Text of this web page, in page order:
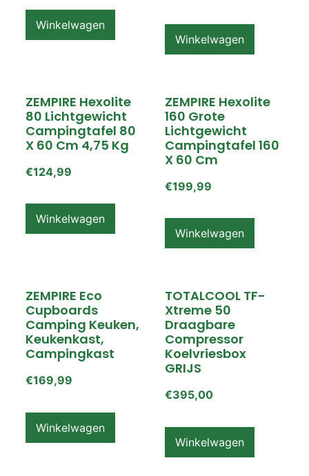
Winkelwagen
Winkelwagen
ZEMPIRE Hexolite
80 Lichtgewicht
Campingtafel 80
X 60 Cm 4,75 Kg
€124,99
Winkelwagen
ZEMPIRE Hexolite
160 Grote
Lichtgewicht
Campingtafel 160
X 60 Cm
€199,99
Winkelwagen
ZEMPIRE Eco
Cupboards
Camping Keuken,
Keukenkast,
Campingkast
€169,99
Winkelwagen
TOTALCOOL TF-
Xtreme 50
Draagbare
Compressor
Koelvriesbox
GRIJS
€395,00
Winkelwagen